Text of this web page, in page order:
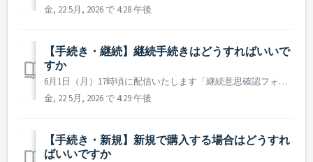
金, 22 5月, 2026 で 4:28 午後
【手続き・継続】継続手続きはどうすればいいで
すか
6月1日（月）17時頃に配信いたします「継続意思確認フォーム」へご回答いただいた上で、指定の期間内に決済のお手続きをお願いいたします。 お手続きの詳細は、概要欄にございます「【2025-26シーズン】シーズンチケット保有者様向けフローチャート」をあわせてご確認ください。
金, 22 5月, 2026 で 4:29 午後
【手続き・新規】新規で購入する場合はどうすれ
ばいいですか